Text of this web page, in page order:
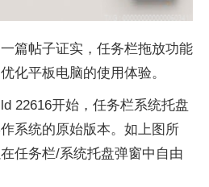
篇帖子证实，任务栏拖放功能
化平板电脑的使用体验。
22616开始，任务栏系统托盘
系统的原始版本。如上图所
任务栏/系统托盘弹窗中自由